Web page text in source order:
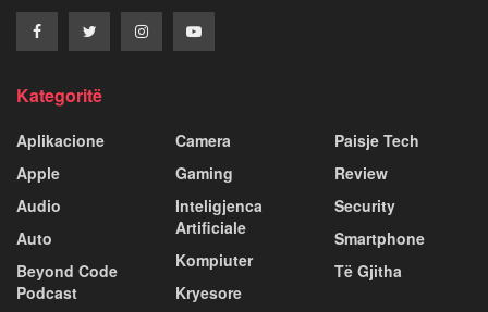
Kategoritë
Aplikacione
Apple
Audio
Auto
Beyond Code
Podcast
Camera
Gaming
Inteligjenca
Artificiale
Kompiuter
Kryesore
Paisje Tech
Review
Security
Smartphone
Të Gjitha